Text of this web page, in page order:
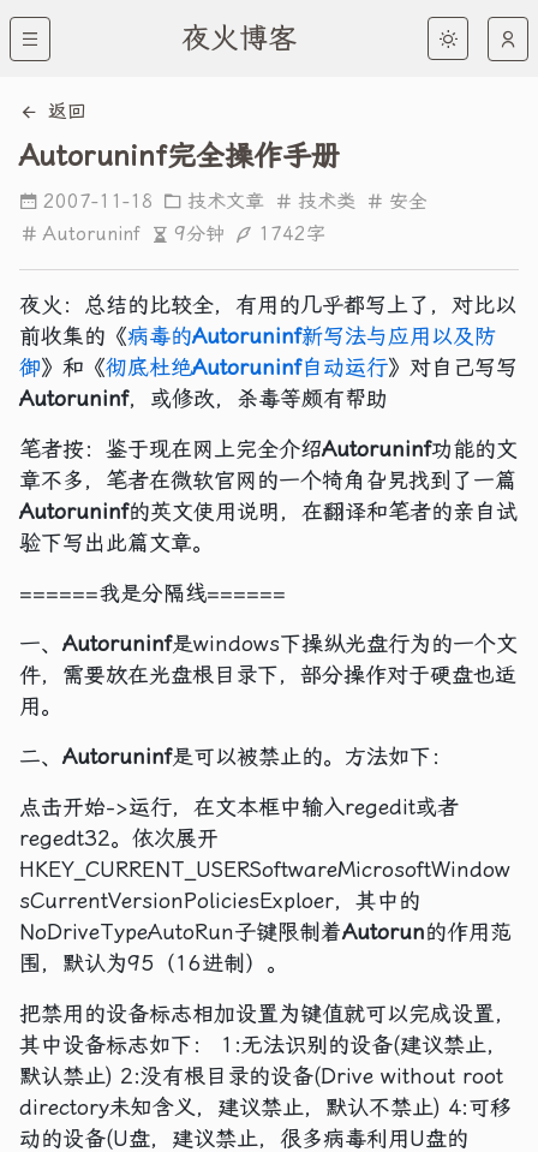
夜火博客
返回
Autoruninf完全操作手册
2007-11-18 技术文章 技术类
安全
Autoruninf
9分钟 1742字
夜火：总结的比较全，有用的几乎都写上了，对比以
前收集的《病毒的Autoruninf新写法与应用以及防
御》和《彻底杜绝Autoruninf自动运行》对自己写写
Autoruninf，或修改，杀毒等颇有帮助
笔者按：鉴于现在网上完全介绍Autoruninf功能的文
章不多，笔者在微软官网的一个犄角旮旯找到了一篇
Autoruninf的英文使用说明，在翻译和笔者的亲自试
验下写出此篇文章。
======我是分隔线======
一、 Autoruninf是windows下操纵光盘行为的一个文
件，需要放在光盘根目录下，部分操作对于硬盘也适
用。
二、 Autoruninf是可以被禁止的。方法如下：
点击开始->运行，在文本框中输入regedit或者
regedt32。依次展开
HKEY_CURRENT_USERSoftwareMicrosoftWindow
sCurrentVersionPoliciesExploer，其中的
NoDriveTypeAutoRun子键限制着Autorun的作用范
围，默认为95（16进制）。
把禁用的设备标志相加设置为键值就可以完成设置，
其中设备标志如下： 1:无法识别的设备(建议禁止，
默认禁止) 2:没有根目录的设备(Drive without root
directory未知含义，建议禁止，默认不禁止) 4:可移
动的设备(U盘，建议禁止，很多病毒利用U盘的